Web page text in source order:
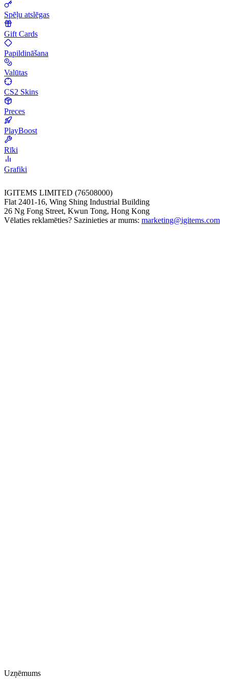
Spēļu atslēgas
Gift Cards
Papildināšana
Valūtas
CS2 Skins
Preces
PlayBoost
Rīki
Grafiki
IGITEMS LIMITED (76508000)
Flat 2401-16, Wing Shing Industrial Building
26 Ng Fong Street, Kwun Tong, Hong Kong
Vēlaties reklamēties? Sazinieties ar mums: marketing@igitems.com
Uzņēmums